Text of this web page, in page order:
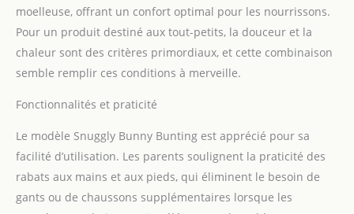
capuche et le torse pour
un toucher agréable
contre la peau Dispose
de la technologie Omni-
des liquides Dispose d'un
duvet de canard 60/40 et
de poignets rabattables
pour bloquer la chaleur à
l'intérieur, Taille
moelleuse, offrant un confort optimal pour les nourrissons.
Pour un produit destiné aux tout-petits, la douceur et la
chaleur sont des critères primordiaux, et cette combinaison
semble remplir ces conditions à merveille.
Fonctionnalités et praticité
Le modèle Snuggly Bunny Bunting est apprécié pour sa
facilité d’utilisation. Les parents soulignent la praticité des
rabats aux mains et aux pieds, qui éliminent le besoin de
gants ou de chaussons supplémentaires lorsque les